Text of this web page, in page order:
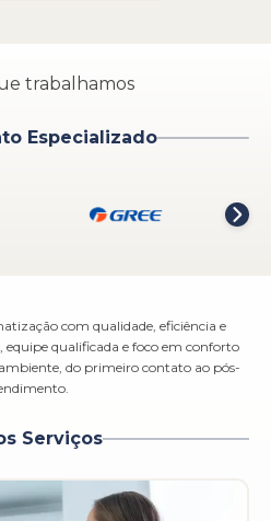
trabalhamos
Especializado
com qualidade, eficiência e
equipe qualificada e foco em conforto
do primeiro contato ao pós-
Serviços